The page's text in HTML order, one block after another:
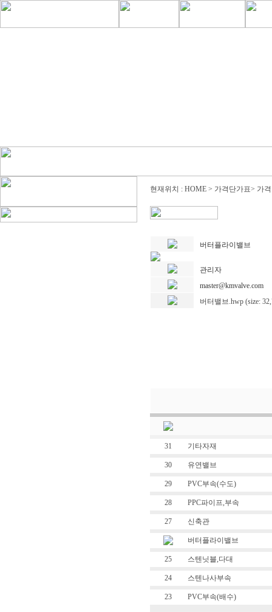
현재위치 : HOME > 가격단가표> 가
버터플라이밸브
관리자
master@kmvalve.com
버터밸브.hwp (size:
31 기타자재
30 유연밸브
29 PVC부속(수도)
28 PPC파이프,부속
27 신축관
버터플라이밸브
25 스텐닛블,다대
24 스텐나사부속
23 PVC부속(배수)